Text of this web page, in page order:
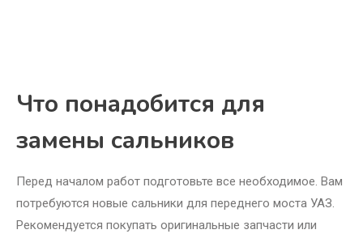
Что понадобится для
замены сальников
Перед началом работ подготовьте все необходимое. Вам
потребуются новые сальники для переднего моста УАЗ.
Рекомендуется покупать оригинальные запчасти или